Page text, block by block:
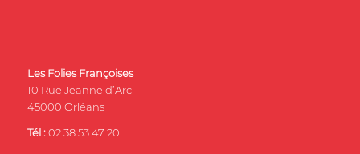
Les Folies Françoises
10 Rue Jeanne d’Arc
45000 Orléans
Tél : 02 38 53 47 20